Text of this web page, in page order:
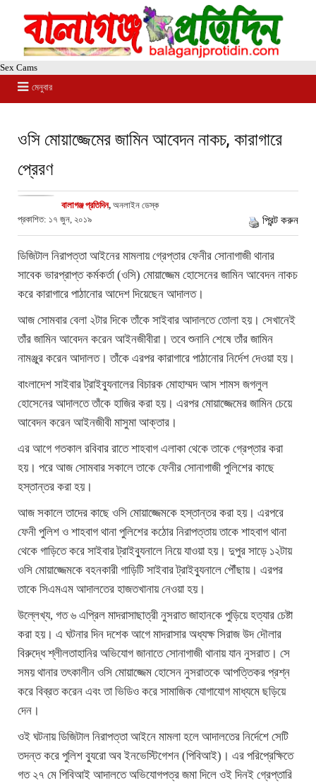
Sex Cams
মেনুবার
ওসি মোয়াজ্জেমের জামিন আবেদন নাকচ, কারাগারে
প্রেরণ
বালাগঞ্জ প্রতিদিন, অনলাইন ডেস্ক
প্রকাশিত: ১৭ জুন, ২০১৯
প্রিন্ট করুন
ডিজিটাল নিরাপত্তা আইনের মামলায় গ্রেপ্তার ফেনীর সোনাগাজী থানার
সাবেক ভারপ্রাপ্ত কর্মকর্তা (ওসি) মোয়াজ্জেম হোসেনের জামিন আবেদন নাকচ
করে কারাগারে পাঠানোর আদেশ দিয়েছেন আদালত।
আজ সোমবার বেলা ২টার দিকে তাঁকে সাইবার আদালতে তোলা হয়। সেখানেই
তাঁর জামিন আবেদন করেন আইনজীবীরা। তবে শুনানি শেষে তাঁর জামিন
নামঞ্জুর করেন আদালত। তাঁকে এরপর কারাগারে পাঠানোর নির্দেশ দেওয়া হয়।
বাংলাদেশ সাইবার ট্রাইব্যুনালের বিচারক মোহাম্মদ আস শামস জগলুল
হোসেনের আদালতে তাঁকে হাজির করা হয়। এরপর মোয়াজ্জেমের জামিন চেয়ে
আবেদন করেন আইনজীবী মাসুমা আক্তার।
এর আগে গতকাল রবিবার রাতে শাহবাগ এলাকা থেকে তাকে গ্রেপ্তার করা
হয়। পরে আজ সোমবার সকালে তাকে ফেনীর সোনাগাজী পুলিশের কাছে
হস্তান্তর করা হয়।
আজ সকালে তাদের কাছে ওসি মোয়াজ্জেমকে হস্তান্তর করা হয়। এরপরে
ফেনী পুলিশ ও শাহবাগ থানা পুলিশের কঠোর নিরাপত্তায় তাকে শাহবাগ থানা
থেকে গাড়িতে করে সাইবার ট্রাইব্যুনালে নিয়ে যাওয়া হয়। দুপুর সাড়ে ১২টায়
ওসি মোয়াজ্জেমকে বহনকারী গাড়িটি সাইবার ট্রাইব্যুনালে পৌঁছায়। এরপর
তাকে সিএমএম আদালতের হাজতখানায় নেওয়া হয়।
উল্লেখ্য, গত ৬ এপ্রিল মাদরাসাছাত্রী নুসরাত জাহানকে পুড়িয়ে হত্যার চেষ্টা
করা হয়। এ ঘটনার দিন দশেক আগে মাদরাসার অধ্যক্ষ সিরাজ উদ দৌলার
বিরুদ্ধে শ্লীলতাহানির অভিযোগ জানাতে সোনাগাজী থানায় যান নুসরাত। সে
সময় থানার তৎকালীন ওসি মোয়াজ্জেম হোসেন নুসরাতকে আপত্তিকর প্রশ্ন
করে বিব্রত করেন এবং তা ভিডিও করে সামাজিক যোগাযোগ মাধ্যমে ছড়িয়ে
দেন।
ওই ঘটনায় ডিজিটাল নিরাপত্তা আইনে মামলা হলে আদালতের নির্দেশে সেটি
তদন্ত করে পুলিশ ব্যুরো অব ইনভেস্টিগেশন (পিবিআই)। এর পরিপ্রেক্ষিতে
গত ২৭ মে পিবিআই আদালতে অভিযোগপত্র জমা দিলে ওই দিনই গ্রেপ্তারি